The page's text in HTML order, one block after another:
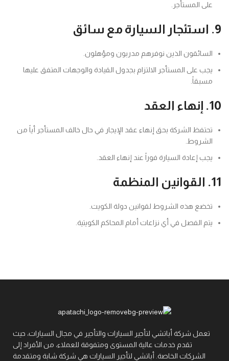
على المستأجر.
9. استئجار السيارة مع سائق
السائقون الذين نوفرهم مدربون ومؤهلون.
يجب على المستأجر الالتزام بجدول القيادة والوجهات المتفق عليها
مسبقاً.
10. إنهاء العقد
تحتفظ الشركة بحق إنهاء عقد الإيجار في حال خالف المستأجر أياً من
الشروط.
يجب إعادة السيارة فوراً عند إنهاء العقد.
11. القوانين المنظمة
تخضع هذه الشروط لقوانين دولة الكويت.
يتم الفصل في أي نزاعات أمام المحاكم الكويتية.
تعمل شركة أباتشي لتأجير السيارات والتأجير في مجال السيارات، حيث
تقدم خدمات عالية المستوى ومتفوقة للعملاء، من الأفراد إلى
الشركات الخاصة. أباتشي لتأجير السيارات هي شركة شابة ومتقدمة